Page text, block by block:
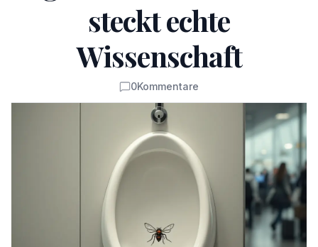
steckt echte
Wissenschaft
0Kommentare
Kommentare